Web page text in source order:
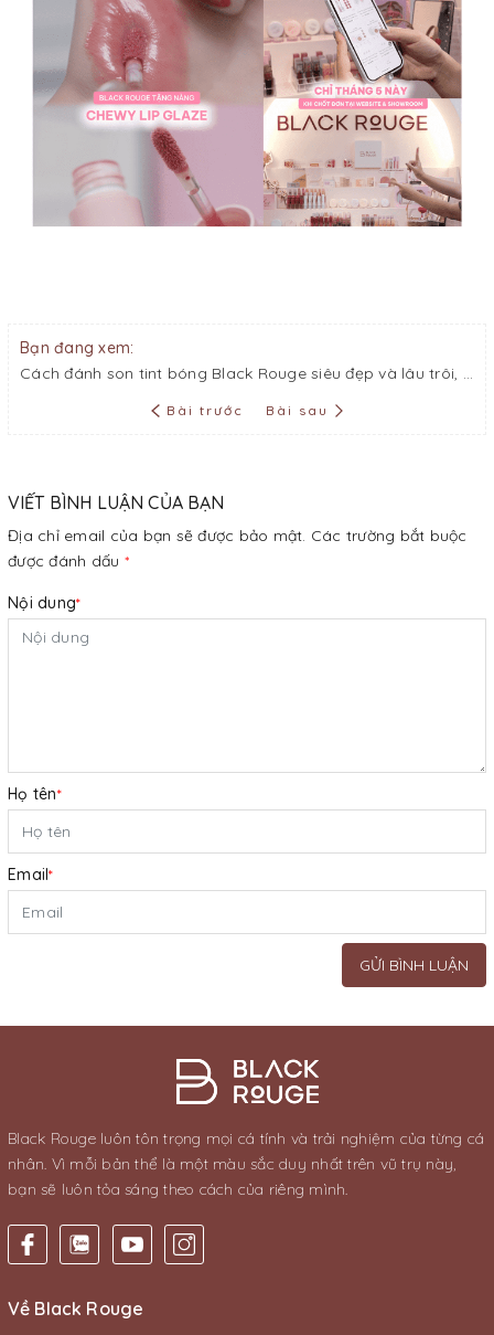
Bạn đang xem:
Bài trước Bài sau
VIẾT BÌNH LUẬN CỦA BẠN
Địa chỉ email của bạn sẽ được bảo mật. Các trường bắt buộc
được đánh dấu *
Nội dung*
Họ tên*
Email*
GỬI BÌNH LUẬN
Black Rouge luôn tôn trọng mọi cá tính và trải nghiệm của từng cá
nhân. Vì mỗi bản thể là một màu sắc duy nhất trên vũ trụ này,
bạn sẽ luôn tỏa sáng theo cách của riêng mình.
Về Black Rouge